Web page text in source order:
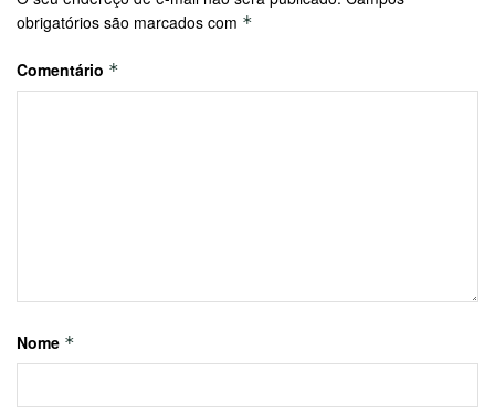
obrigatórios são marcados com *
Comentário *
Nome *